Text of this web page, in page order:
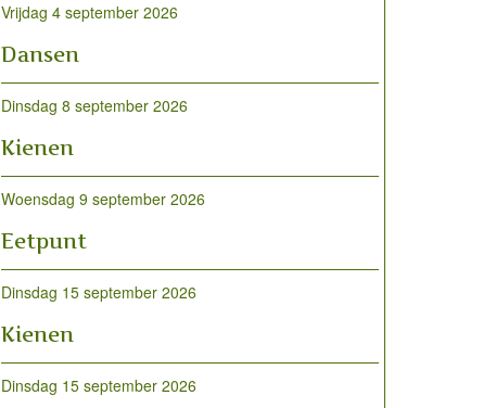
Vrijdag 4 september 2026
Dansen
Dinsdag 8 september 2026
Kienen
Woensdag 9 september 2026
Eetpunt
Dinsdag 15 september 2026
Kienen
Dinsdag 15 september 2026